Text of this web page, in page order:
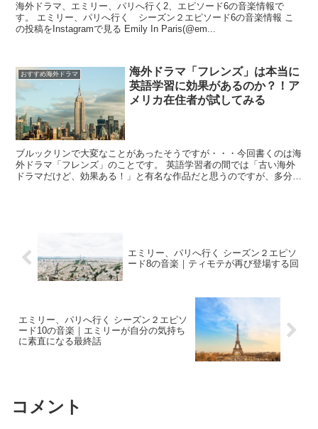
海外ドラマ、エミリー、パリへ行く2、エピソード6の音楽情報で
す。 エミリー、パリへ行く シーズン２エピソード6の音楽情報 こ
の投稿をInstagramで見る Emily In Paris(@em...
おすすめ海外ドラマ
海外ドラマ「フレンズ」は本当に
英語学習に効果があるのか？！ア
メリカ在住者が試してみる
ブルックリンで大変なことがあったそうですが・・・今回書くのは海
外ドラマ「フレンズ」のことです。 英語学習者の間では「古い海外
ドラマだけど、効果ある！」と有名な作品だと思うのですが、多分こ
エミリー、パリへ行く シーズン２エピソ
ード8の音楽｜ティモテが再び登場する回
エミリー、パリへ行く シーズン２エピソ
ード10の音楽｜エミリーが自分の気持ち
に素直になる最終話
コメント